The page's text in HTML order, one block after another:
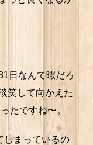
日なんて暇だろ
笑して向かえた
たですね〜。
しまっているの